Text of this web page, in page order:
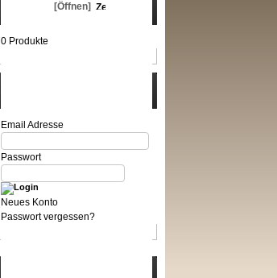
[Öffnen]
0 Produkte
Email Adresse
Passwort
Neues Konto
Passwort vergessen?